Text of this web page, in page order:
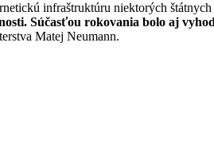
infraštruktúru niektorých štátnych
Súčasťou rokovania bolo aj
Matej Neumann.